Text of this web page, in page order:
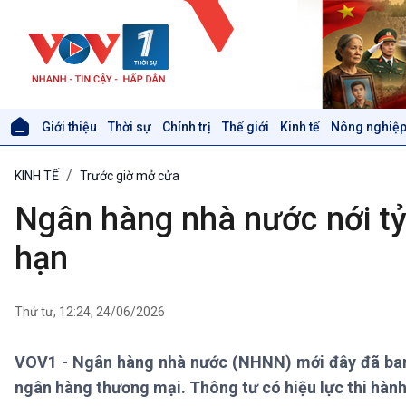
Giới thiệu Thời sự Chính trị Thế giới Kinh tế Nông
Thời sự 12h
Thời sự 18h
Xã hội
Tin Đời sống & Xã hội
Khoa học & Công nghệ
Tin Khoa học & Công nghệ
KINH TẾ Trước giờ mở cửa
Ngân hàng nhà nước nới
hạn
Thứ tư, 12:24, 24/06/2026
VOV1 - Ngân hàng nhà nước (NHNN) mới đây đã
ngân hàng thương mại. Thông tư có hiệu lực thi